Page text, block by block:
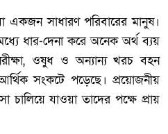
একজন সাধারণ পরিবারের মানুষ।
ধার-দেনা করে অনেক অর্থ ব্যয়
ওষুধ ও অন্যান্য খরচ বহন
সংকটে পড়েছে। প্রয়োজনীয়
চালিয়ে যাওয়া তাদের পক্ষে প্রায়